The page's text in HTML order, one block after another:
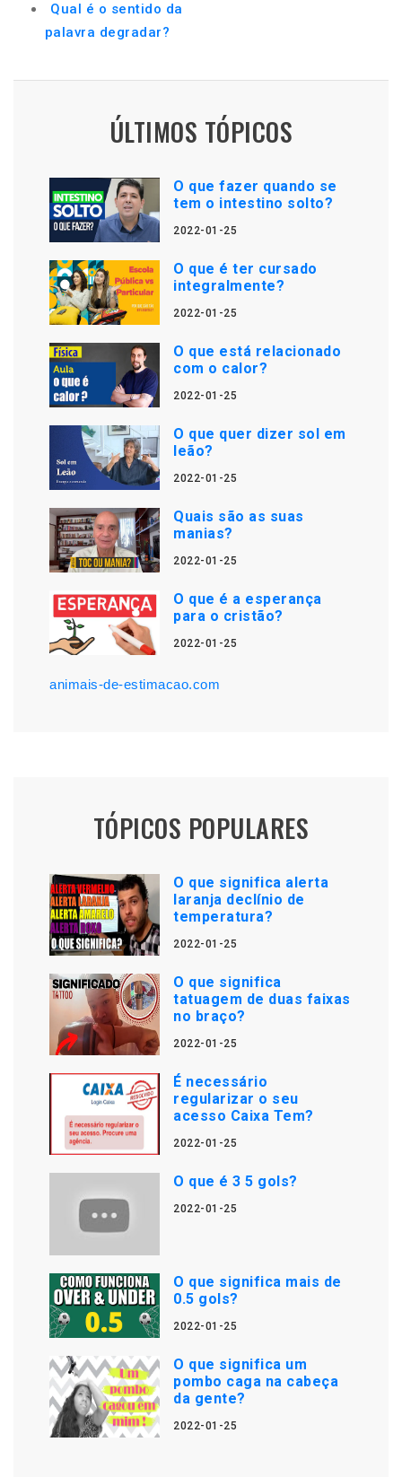
Qual é o sentido da
palavra degradar?
ÚLTIMOS TÓPICOS
O que fazer quando se
tem o intestino solto?
2022-01-25
O que é ter cursado
integralmente?
2022-01-25
O que está relacionado
com o calor?
2022-01-25
O que quer dizer sol em
leão?
2022-01-25
Quais são as suas
manias?
2022-01-25
O que é a esperança
para o cristão?
2022-01-25
animais-de-estimacao.com
TÓPICOS POPULARES
O que significa alerta
laranja declínio de
temperatura?
2022-01-25
O que significa
tatuagem de duas faixas
no braço?
2022-01-25
É necessário
regularizar o seu
acesso Caixa Tem?
2022-01-25
O que é 3 5 gols?
2022-01-25
O que significa mais de
0.5 gols?
2022-01-25
O que significa um
pombo caga na cabeça
da gente?
2022-01-25